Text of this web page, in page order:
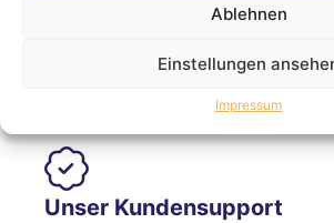
Ablehnen
Einstellungen
Impressum
und Sparen - immer
easy –
Unser Kundensupport